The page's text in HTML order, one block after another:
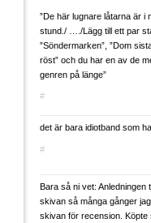
”De här lugnare låtarna är
stund./ …./Lägg till ett par
”Söndermarken”, ”Dom
röst” och du har en av de
genren på länge”
#
det är bara idiotband som
#
Bara så ni vet: Anledningen
skivan så många gånger
skivan för recension.